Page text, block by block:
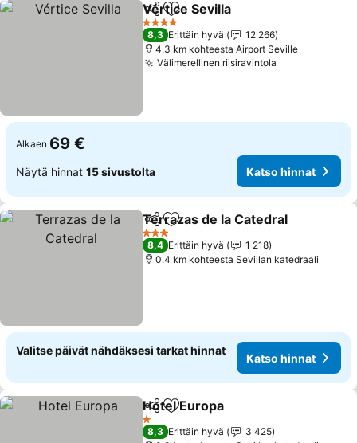
Jaa Lisää suosikkeihin
Vértice Sevilla
4 Tähtiluokitus
8,3 Erittäin hyvä
12 266
4.3 km kohteesta Airport Seville
Välimerellinen riisiravintola
Alkaen 69 €
Näytä hinnat 15 sivustolta Katso hinnat
Jaa Lisää suosikkeihin
Terrazas de la Catedral
3 Tähtiluokitus
8,4 Erittäin hyvä
1 218
0.4 km kohteesta Sevillan katedraali
Valitse päivät nähdäksesi tarkat hinnat
Katso hinnat
Jaa Lisää suosikkeihin
Hotel Europa
1 Tähtiluokitus
8,3 Erittäin hyvä
3 425